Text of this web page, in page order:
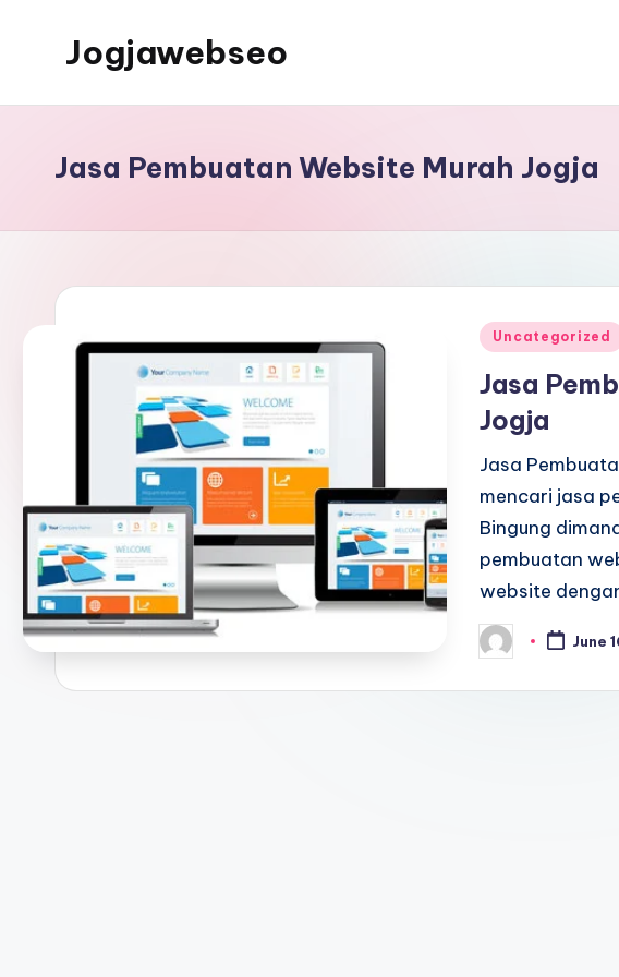
Jogjawebseo
Jasa Pembuatan Website Murah Jogja
Uncategorized
Jasa
Jogja
Jasa
mencari jasa
Bingung
pembuatan
website
June